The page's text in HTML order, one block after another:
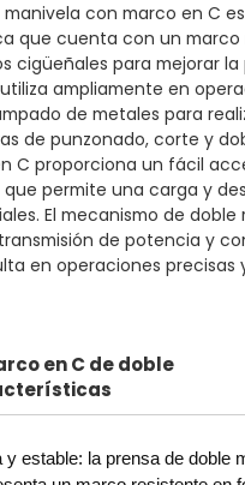
manivela con marco en C
que cuenta con un marco
cigüeñales para mejorar
ampliamente en
de metales para
de punzonado, corte y
C proporciona un fácil
permite una carga y
El mecanismo de doble
de potencia y
en operaciones precisas
en C de doble
y estable: la prensa de doble